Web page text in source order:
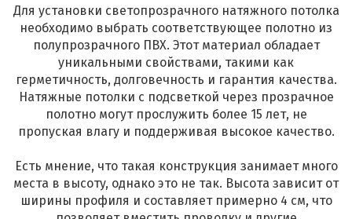
Для установки светопрозрачного натяжного потолка
необходимо выбрать соответствующее полотно из
полупрозрачного ПВХ. Этот материал обладает
уникальными свойствами, такими как
герметичность, долговечность и гарантия качества.
Натяжные потолки с подсветкой через прозрачное
полотно могут прослужить более 15 лет, не
пропуская влагу и поддерживая высокое качество.
Есть мнение, что такая конструкция занимает много
места в высоту, однако это не так. Высота зависит от
ширины профиля и составляет примерно 4 см, что